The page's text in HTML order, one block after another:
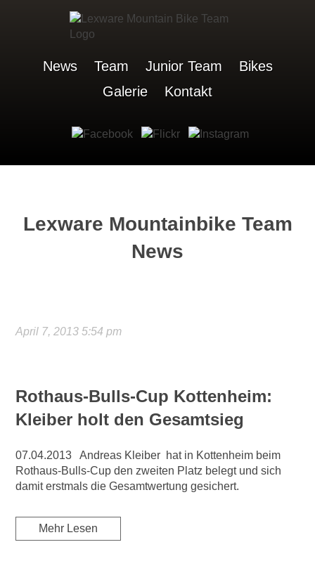
News Team Junior Team
Bikes
Galerie
Kontakt
Lexware Mountainbike Team
News
April 7, 2013 5:54 pm
Rothaus-Bulls-Cup Kottenheim:
Kleiber holt den Gesamtsieg
07.04.2013 Andreas Kleiber hat in Kottenheim beim
Rothaus-Bulls-Cup den zweiten Platz belegt und sich
damit erstmals die Gesamtwertung gesichert.
Mehr Lesen